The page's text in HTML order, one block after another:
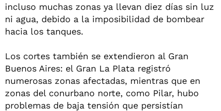
incluso muchas zonas ya llevan diez días sin luz
ni agua, debido a la imposibilidad de bombear
hacia los tanques.
Los cortes también se extendieron al Gran
Buenos Aires: el Gran La Plata registró
numerosas zonas afectadas, mientras que en
zonas del conurbano norte, como Pilar, hubo
problemas de baja tensión que persistían